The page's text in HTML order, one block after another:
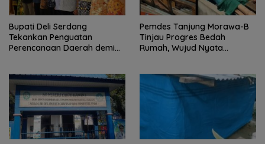
Bupati Deli Serdang
Tekankan Penguatan
Perencanaan Daerah demi
Pemdes Tanjung Morawa-B
Tinjau Progres Bedah
Rumah, Wujud Nyata